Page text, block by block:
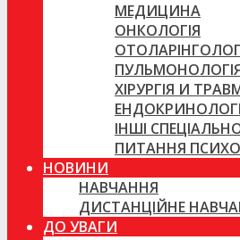
МЕДИЦИНА
ОНКОЛОГІЯ
ХІРУРГІЯ И
ІНШІ
ПИТАННЯ
НОВИНИ
НАВЧАННЯ
ДИСТАНЦІЙНЕ
ДО УВАГИ